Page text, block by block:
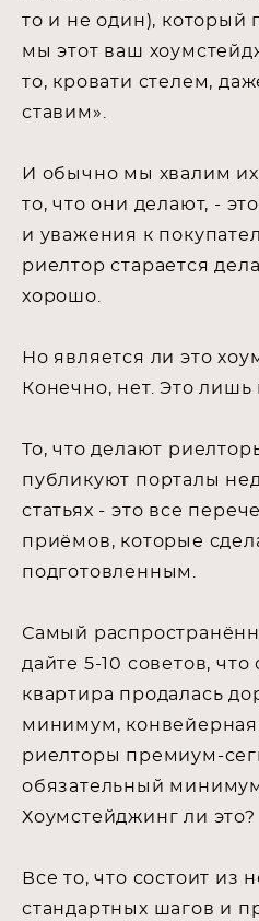
то и не один), который
мы этот ваш
то, кровати стелем,
ставим».
И обычно мы хвалим их
то, что они делают, -
и уважения к
риелтор старается
хорошо.
Но является ли это
Конечно, нет. Это лишь
То, что делают
публикуют порталы
статьях - это все
приёмов, которые
подготовленным.
Самый
дайте 5-10 советов, что
квартира продалась
минимум, конвейерная
риелторы премиум-
обязательный
Хоумстейджинг ли это?
Все то, что состоит из
стандартных шагов и